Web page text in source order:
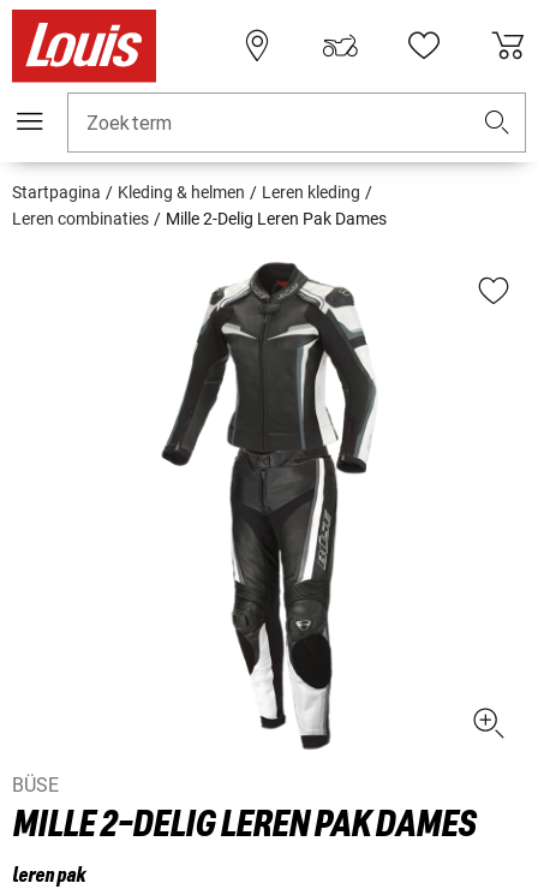
Zoekterm
Startpagina Kleding & helmen
Leren kleding
Leren combinaties
Mille 2-Delig Leren Pak Dames
BÜSE
MILLE 2-DELIG LEREN PAK DAMES
leren pak